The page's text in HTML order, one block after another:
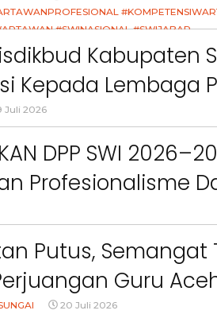
#SWINASIONAL #SWIJABAR
Kabupaten
Kepada Lembaga
MPLS Dan
Juli 2026
DPP SWI
Profesionalisme
Impact
Putus, Semangat
Guru
Air Mata
20 Juli 2026
Pemkab Bandung Barat